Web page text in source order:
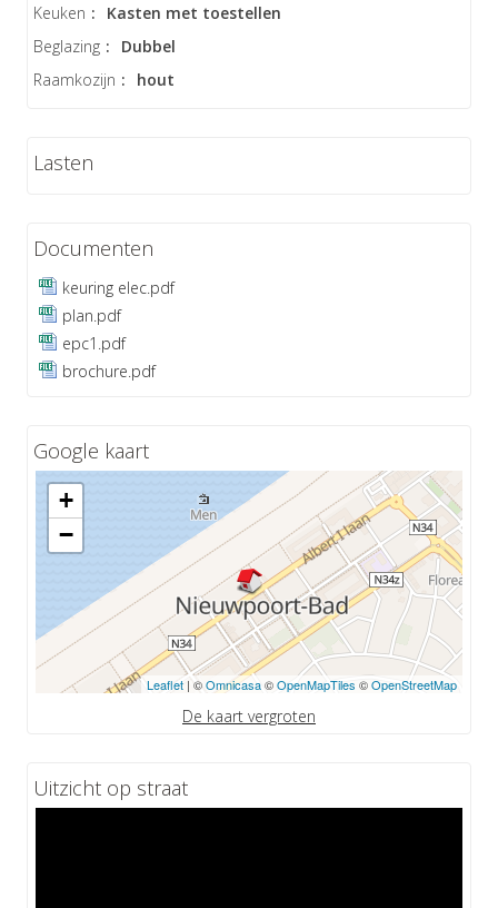
Keuken :
Kasten met toestellen
Beglazing :
Dubbel
Raamkozijn : hout
Lasten
Documenten
keuring elec.pdf
plan.pdf
epc1.pdf
brochure.pdf
Google kaart
+
−
Leaflet| ©Omnicasa©OpenMapTiles ©OpenStreetMap
De kaart vergroten
Uitzicht op straat